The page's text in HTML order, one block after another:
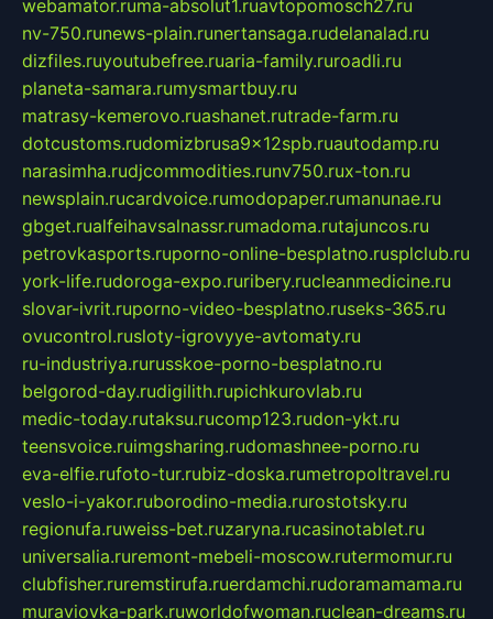
webamator.ruma-absolut1.ruavtopomosch27.ru
nv-750.runews-plain.runertansaga.rudelanalad.ru
dizfiles.ruyoutubefree.ruaria-family.ruroadli.ru
planeta-samara.rumysmartbuy.ru
matrasy-kemerovo.ruashanet.rutrade-farm.ru
dotcustoms.rudomizbrusa9x12spb.ruautodamp.ru
narasimha.rudjcommodities.runv750.rux-ton.ru
newsplain.rucardvoice.rumodopaper.rumanunae.ru
gbget.rualfeihavsalnassr.rumadoma.rutajuncos.ru
petrovkasports.ruporno-online-besplatno.rusplclub.ru
york-life.rudoroga-expo.ruribery.rucleanmedicine.ru
slovar-ivrit.ruporno-video-besplatno.ruseks-365.ru
ovucontrol.rusloty-igrovyye-avtomaty.ru
ru-industriya.rurusskoe-porno-besplatno.ru
belgorod-day.rudigilith.rupichkurovlab.ru
medic-today.rutaksu.rucomp123.rudon-ykt.ru
teensvoice.ruimgsharing.rudomashnee-porno.ru
eva-elfie.rufoto-tur.rubiz-doska.rumetropoltravel.ru
veslo-i-yakor.ruborodino-media.rurostotsky.ru
regionufa.ruweiss-bet.ruzaryna.rucasinotablet.ru
universalia.ruremont-mebeli-moscow.rutermomur.ru
clubfisher.ruremstirufa.ruerdamchi.rudoramamama.ru
muraviovka-park.ruworldofwoman.ruclean-dreams.ru